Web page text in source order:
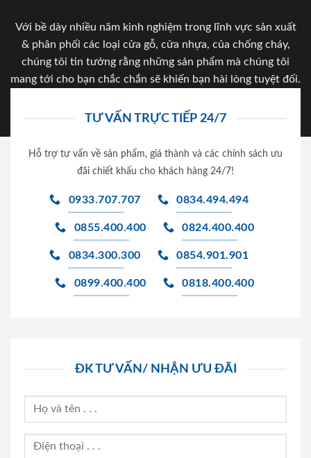
Với bề dày nhiều năm kinh nghiệm trong lĩnh vực sản xuất
& phân phối các loại cửa gỗ, cửa nhựa, của chống cháy,
chúng tôi tin tưởng rằng những sản phẩm mà chúng tôi
mang tới cho bạn chắc chắn sẽ khiến bạn hài lòng tuyệt đối.
TƯ VẤN TRỰC TIẾP 24/7
Hỗ trợ tư vấn về sản phẩm, giá thành và các chính sách ưu
đãi chiết khấu cho khách hàng 24/7!
0933.707.707 0834.494.494
0855.400.400 0824.400.400
0834.300.300 0854.901.901
0899.400.400 0818.400.400
ĐK TƯ VẤN/ NHẬN ƯU ĐÃI